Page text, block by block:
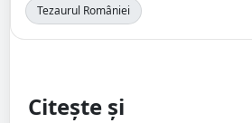
Tezaurul României
Citește și